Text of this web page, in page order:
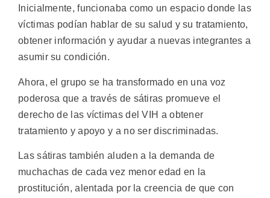
Inicialmente, funcionaba como un espacio donde las
víctimas podían hablar de su salud y su tratamiento,
obtener información y ayudar a nuevas integrantes a
asumir su condición.
Ahora, el grupo se ha transformado en una voz
poderosa que a través de sátiras promueve el
derecho de las víctimas del VIH a obtener
tratamiento y apoyo y a no ser discriminadas.
Las sátiras también aluden a la demanda de
muchachas de cada vez menor edad en la
prostitución, alentada por la creencia de que con